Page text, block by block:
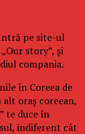
pe site-ul
story”, și
compania.
în Coreea de
oraș coreean,
te duce în
indiferent cât